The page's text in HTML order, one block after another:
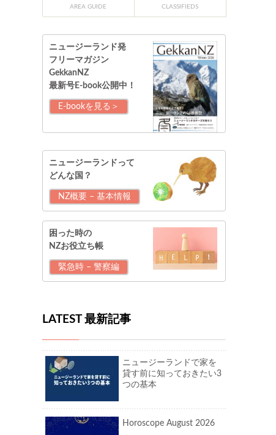
AREA GUIDE CLASSIFIEDS
ニュージーランド発
フリーマガジン
GekkanNZ
最新号E-book公開中！
E-bookを見る＞
ニュージーランドって
どんな国？
NZ概要 – 基本情報
困った時の
NZお役立ち帳
緊急時 – 警察編
LATEST 最新記事
ニュージーランドで家を
貸す前に知っておきたい3
つの基本
Horoscope August 2026